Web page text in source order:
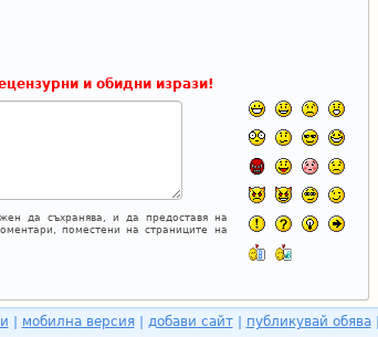
и обидни изрази!
да съхранява, и да предоставя на
поместени на страниците на
мобилна версия| добави сайт| публикувай обява|